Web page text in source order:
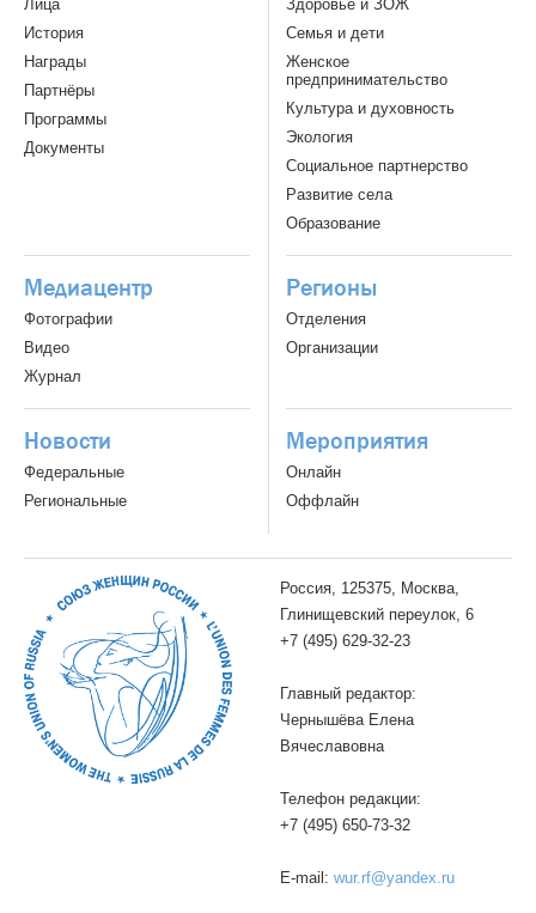
Лица
История
Награды
Партнёры
Программы
Документы
Здоровье и ЗОЖ
Семья и дети
Женское
предпринимательство
Культура и духовность
Экология
Социальное партнерство
Развитие села
Образование
Медиацентр
Фотографии
Видео
Журнал
Регионы
Отделения
Организации
Новости
Федеральные
Региональные
Мероприятия
Онлайн
Оффлайн
Россия, 125375, Москва,
Глинищевский переулок, 6
+7 (495) 629-32-23
Главный редактор:
Чернышёва Елена
Вячеславовна
Телефон редакции:
+7 (495) 650-73-32
E-mail: wur.rf@yandex.ru